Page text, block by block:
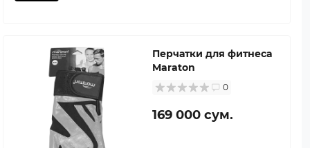
Перчатки для фитнеса
Maraton
0
169 000 сум.